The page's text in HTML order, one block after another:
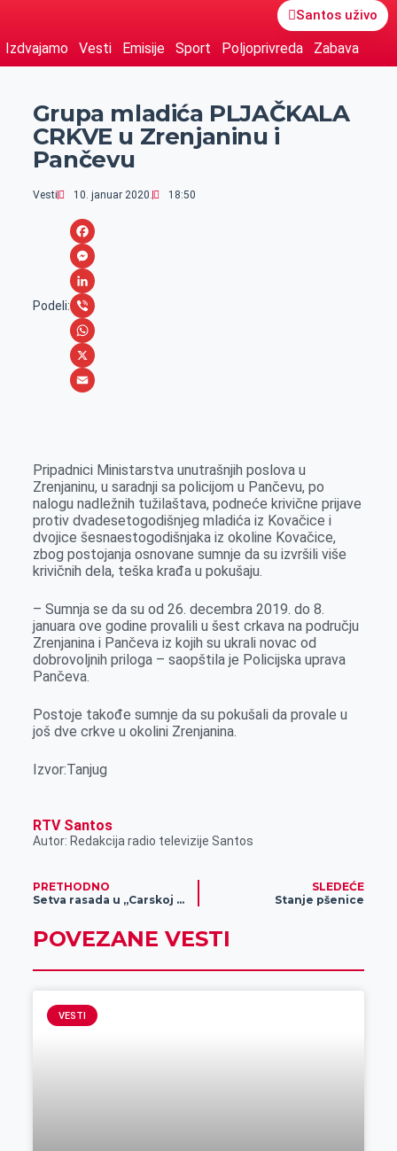
Santos uživo
Izdvajamo Vesti Emisije Sport Poljoprivreda Zabava
Grupa mladića PLJAČKALA
CRKVE u Zrenjaninu i
Pančevu
Vesti 10. januar 2020. 18:50
Podeli:
F
a
c
e
b
o
M
e
s
s
e
r
L
i
n
k
n
V
i
b
W
h
A
p
p
X
i
l
Pripadnici Ministarstva unutrašnjih poslova u
Zrenjaninu, u saradnji sa policijom u Pančevu, po
nalogu nadležnih tužilaštava, podneće krivične prijave
protiv dvadesetogodišnjeg mladića iz Kovačice i
dvojice šesnaestogodišnjaka iz okoline Kovačice,
zbog postojanja osnovane sumnje da su izvršili više
krivičnih dela, teška krađa u pokušaju.
– Sumnja se da su od 26. decembra 2019. do 8.
januara ove godine provalili u šest crkava na području
Zrenjanina i Pančeva iz kojih su ukrali novac od
dobrovoljnih priloga – saopštila je Policijska uprava
Pančeva.
Postoje takođe sumnje da su pokušali da provale u
još dve crkve u okolini Zrenjanina.
Izvor:Tanjug
RTV Santos
Autor: Redakcija radio televizije Santos
PRETHODNO
Setva rasada u „Carskoj bašti“
SLEDEĆE
Stanje pšenice
POVEZANE VESTI
VESTI